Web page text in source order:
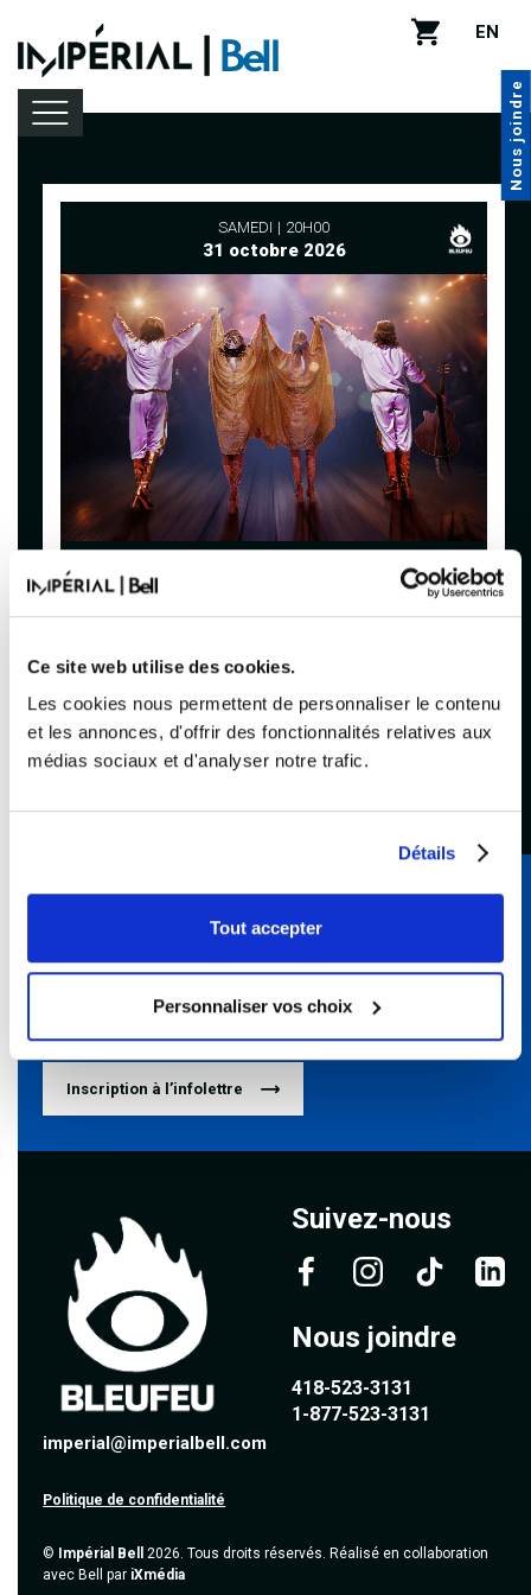
Ce site web utilise des cookies.
Les cookies nous permettent de personnaliser le contenu
et les annonces, d'offrir des fonctionnalités relatives aux
médias sociaux et d'analyser notre trafic.
Détails
Tout accepter
Personnaliser vos choix
EN
Nous joindre
Programmation
Location de salle
Infos pratiques
SAMEDI 20H00
31 octobre 2026
L'ULTIME HOMMAGE À ABBA
Acheter
Abonnez-vous à l’infolettre de
BLEUFEU
Inscription à l’infolettre
Suivez-nous
Nous joindre
418-523-3131
1-877-523-3131
imperial@imperialbell.com
Politique de confidentialité
© Impérial Bell
2026. Tous droits réservés. Réalisé en collaboration
avec Bell par iXmédia